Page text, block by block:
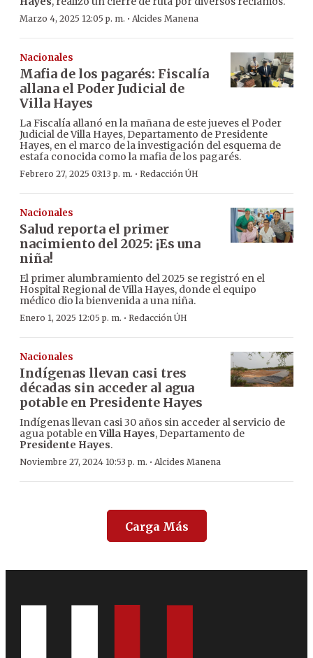
Marzo 4, 2025 12:05 p. m. · Alcides Manena
Nacionales
Mafia de los pagarés: Fiscalía
allana el Poder Judicial de
Villa Hayes
La Fiscalía allanó en la mañana de este jueves el Poder
Judicial de Villa Hayes, Departamento de Presidente
Hayes, en el marco de la investigación del esquema de
estafa conocida como la mafia de los pagarés.
Febrero 27, 2025 03:13 p. m. · Redacción ÚH
Nacionales
Salud reporta el primer
nacimiento del 2025: ¡Es una
niña!
El primer alumbramiento del 2025 se registró en el
Hospital Regional de Villa Hayes, donde el equipo
médico dio la bienvenida a una niña.
Enero 1, 2025 12:05 p. m. · Redacción ÚH
Nacionales
Indígenas llevan casi tres
décadas sin acceder al agua
potable en Presidente Hayes
Indígenas llevan casi 30 años sin acceder al servicio de
agua potable enVilla Hayes, Departamento de
Presidente Hayes.
Noviembre 27, 2024 10:53 p. m. · Alcides Manena
Carga Más